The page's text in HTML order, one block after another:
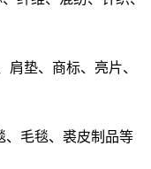
垫、商标、亮片、
、毛毯、裘皮制品等